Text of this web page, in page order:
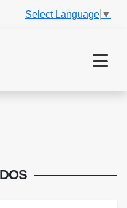
Select Language ▼